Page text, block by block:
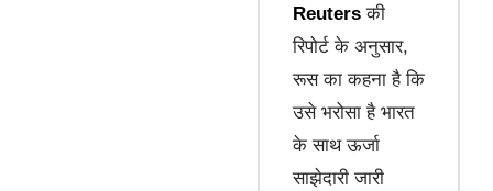
Reuters की
रिपोर्ट के अनुसार,
रूस का कहना है कि
उसे भरोसा है भारत
के साथ ऊर्जा
साझेदारी जारी